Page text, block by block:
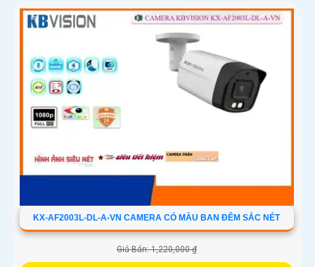
KX-AF2003L-DL-A-VN CAMERA CÓ MÀU BAN ĐÊM SẮC NÉT
Giá Bán: 1,220,000 ₫